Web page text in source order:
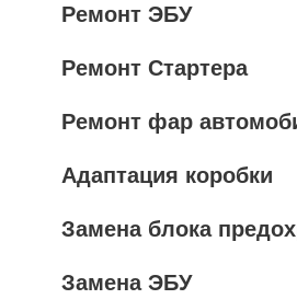
Ремонт ЭБУ
Ремонт Стартера
Ремонт фар
Адаптация коробки
Замена блока
Замена ЭБУ